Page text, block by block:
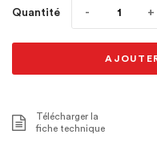
Quantité
Télécharger la
fiche technique